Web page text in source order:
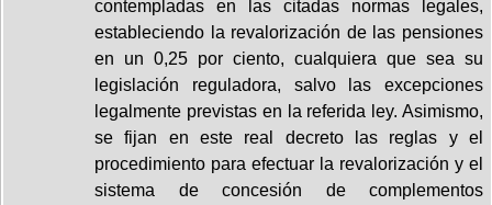
contempladas en las citadas normas legales,
estableciendo la revalorización de las pensiones
en un 0,25 por ciento, cualquiera que sea su
legislación reguladora, salvo las excepciones
legalmente previstas en la referida ley. Asimismo,
se fijan en este real decreto las reglas y el
procedimiento para efectuar la revalorización y el
sistema de concesión de complementos